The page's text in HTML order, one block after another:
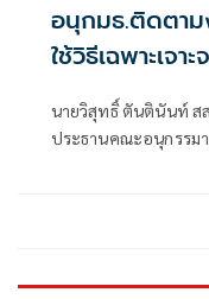
อนุกมธ.ติดตา
ใช้วิธีเฉพาะเจ
ประเทศ เอื้อทุ
นายวิสุทธิ์ ตันตินันท์ ส
ประธานคณะอนุกรรม